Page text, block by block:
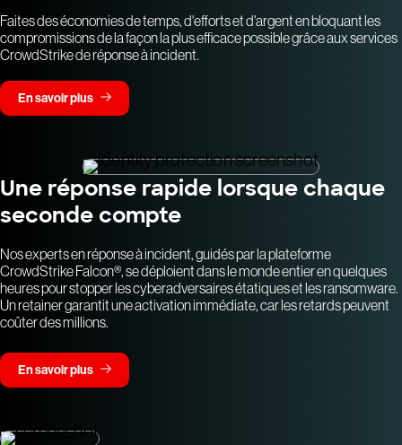
Faites des économies de temps, d'efforts et d'argent en bloquant les
compromissions de la façon la plus efficace possible grâce aux services
CrowdStrike de réponse à incident.
En savoir plus
Une réponse rapide lorsque chaque
seconde compte
Nos experts en réponse à incident, guidés par la plateforme
CrowdStrike Falcon®, se déploient dans le monde entier en quelques
heures pour stopper les cyberadversaires étatiques et les ransomware.
Un retainer garantit une activation immédiate, car les retards peuvent
coûter des millions.
En savoir plus